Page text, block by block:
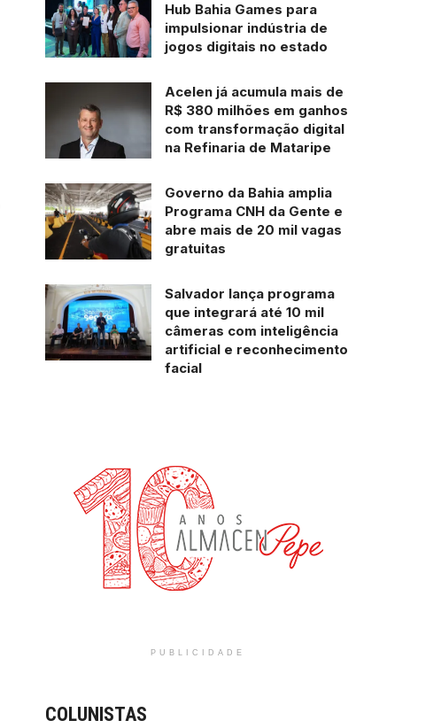
Hub Bahia Games para
impulsionar indústria de
jogos digitais no estado
Acelen já acumula mais de
R$ 380 milhões em ganhos
com transformação digital
na Refinaria de Mataripe
Governo da Bahia amplia
Programa CNH da Gente e
abre mais de 20 mil vagas
gratuitas
Salvador lança programa
que integrará até 10 mil
câmeras com inteligência
artificial e reconhecimento
facial
PUBLICIDADE
COLUNISTAS